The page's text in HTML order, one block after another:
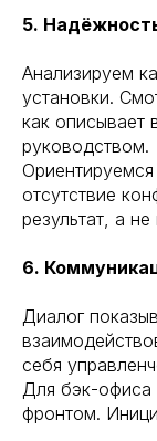
5.
Анализируем
установки.
как описывает
руководством.
Ориентируемся
отсутствие
результат, а
6.
Диалог
себя
Для бэк-офиса
фронтом.